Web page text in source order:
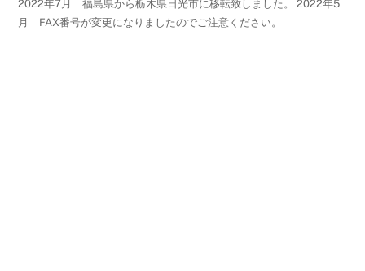
2022年7月 福島県から栃木県日光市に移転致しました。 2022年5
月 FAX番号が変更になりましたのでご注意ください。